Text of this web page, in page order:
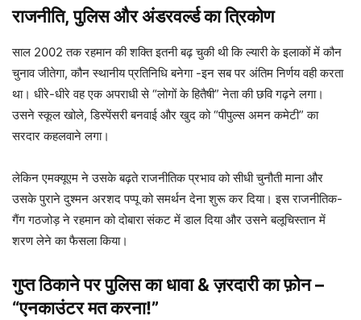
राजनीति, पुलिस और अंडरवर्ल्ड का त्रिकोण
साल 2002 तक रहमान की शक्ति इतनी बढ़ चुकी थी कि ल्यारी के इलाकों में कौन
चुनाव जीतेगा, कौन स्थानीय प्रतिनिधि बनेगा -इन सब पर अंतिम निर्णय वही करता
था। धीरे-धीरे वह एक अपराधी से “लोगों के हितैषी” नेता की छवि गढ़ने लगा।
उसने स्कूल खोले, डिस्पेंसरी बनवाई और खुद को “पीपुल्स अमन कमेटी” का
सरदार कहलवाने लगा।
लेकिन एमक्यूएम ने उसके बढ़ते राजनीतिक प्रभाव को सीधी चुनौती माना और
उसके पुराने दुश्मन अरशद पप्पू को समर्थन देना शुरू कर दिया। इस राजनीतिक-
गैंग गठजोड़ ने रहमान को दोबारा संकट में डाल दिया और उसने बलूचिस्तान में
शरण लेने का फैसला किया।
गुप्त ठिकाने पर पुलिस का धावा & ज़रदारी का फ़ोन –
“एनकाउंटर मत करना!”